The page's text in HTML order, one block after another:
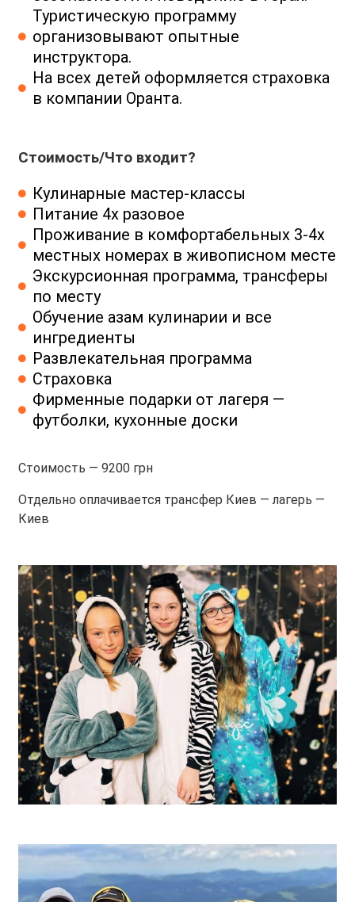
Туристическую программу
организовывают опытные
инструктора.
На всех детей оформляется страховка
в компании Оранта.
Стоимость/Что входит?
Кулинарные мастер-классы
Питание 4х разовое
Проживание в комфортабельных 3-4х
местных номерах в живописном месте
Экскурсионная программа, трансферы
по месту
Обучение азам кулинарии и все
ингредиенты
Развлекательная программа
Страховка
Фирменные подарки от лагеря —
футболки, кухонные доски
Стоимость — 9200 грн
Отдельно оплачивается трансфер Киев — лагерь —
Киев